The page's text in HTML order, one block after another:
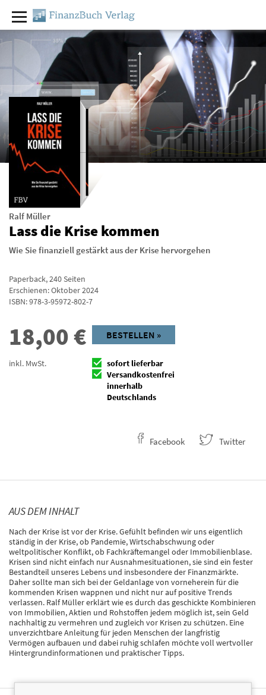
Ralf Müller
Lass die Krise kommen
Wie Sie finanziell gestärkt aus der Krise hervorgehen
Paperback,240Seiten
Erschienen: Oktober 2024
ISBN:978-3-95972-802-7
18,00€
inkl. MwSt.
BESTELLEN »
sofort lieferbar
Versandkostenfrei
innerhalb
Deutschlands
Facebook Twitter
AUS DEM INHALT
Nach der Krise ist vor der Krise. Gefühlt befinden wir uns eigentlich
ständig in der Krise, ob Pandemie, Wirtschabschwung oder
weltpolitischer Konflikt, ob Fachkräftemangel oder Immobilienblase.
Krisen sind nicht einfach nur Ausnahmesituationen, sie sind ein fester
Bestandteil unseres Lebens und insbesondere der Finanzmärkte.
Daher sollte man sich bei der Geldanlage von vorneherein für die
kommenden Krisen wappnen und nicht nur auf positive Trends
verlassen. Ralf Müller erklärt wie es durch das geschickte Kombinieren
von Immobilien, Aktien und Rohstoffen jedem möglich ist, sein Geld
nachhaltig zu vermehren und zugleich vor Krisen zu schützen. Eine
unverzichtbare Anleitung für jeden Menschen der langfristig
Vermögen aufbauen und dabei ruhig schlafen möchte voll wertvoller
Hintergrundinformationen und praktischer Tipps.